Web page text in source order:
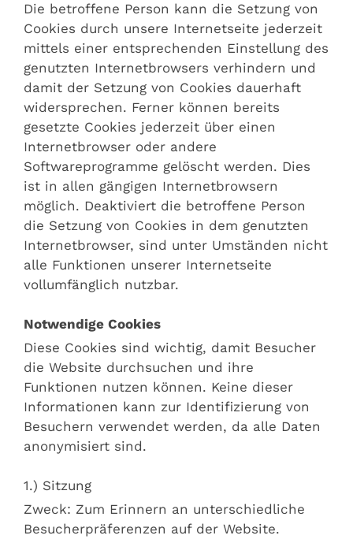
Die betroffene Person kann die Setzung von
Cookies durch unsere Internetseite jederzeit
mittels einer entsprechenden Einstellung des
genutzten Internetbrowsers verhindern und
damit der Setzung von Cookies dauerhaft
widersprechen. Ferner können bereits
gesetzte Cookies jederzeit über einen
Internetbrowser oder andere
Softwareprogramme gelöscht werden. Dies
ist in allen gängigen Internetbrowsern
möglich. Deaktiviert die betroffene Person
die Setzung von Cookies in dem genutzten
Internetbrowser, sind unter Umständen nicht
alle Funktionen unserer Internetseite
vollumfänglich nutzbar.
Notwendige Cookies
Diese Cookies sind wichtig, damit Besucher
die Website durchsuchen und ihre
Funktionen nutzen können. Keine dieser
Informationen kann zur Identifizierung von
Besuchern verwendet werden, da alle Daten
anonymisiert sind.
1.) Sitzung
Zweck: Zum Erinnern an unterschiedliche
Besucherpräferenzen auf der Website.